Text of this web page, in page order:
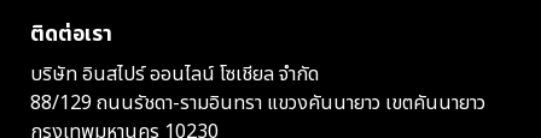
ติดต่อเรา
บริษัท อินสไปร์ ออนไลน์ โซเชียล จำกัด
88/129 ถนนรัชดา-รามอินทรา แขวงคันนายาว เขตคันนายาว
กรุงเทพมหานคร 10230